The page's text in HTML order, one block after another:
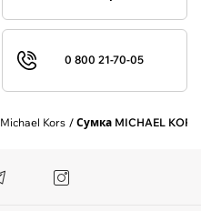
0 800 21-70-05
Michael Kors Сумка MICHAEL